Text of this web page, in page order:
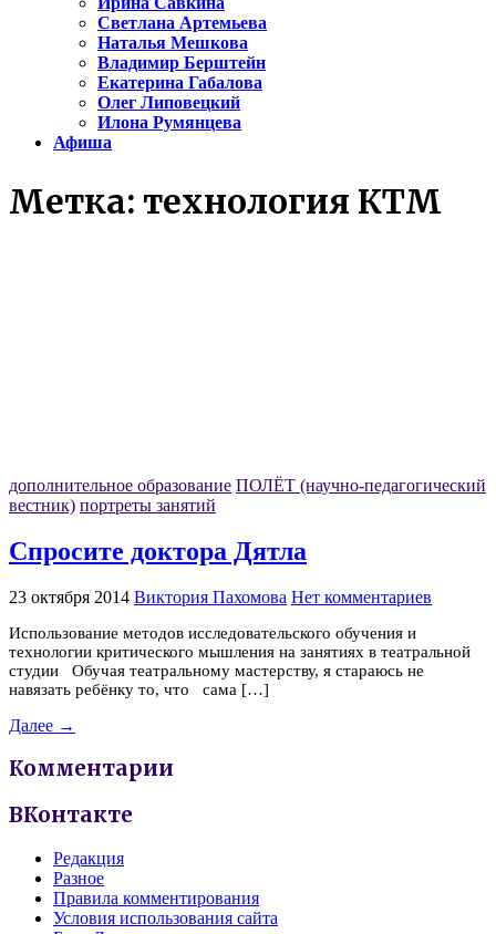
Светлана Артемьева
Наталья Мешкова
Владимир Берштейн
Екатерина Габалова
Олег Липовецкий
Илона Румянцева
Афиша
Метка: технология КТМ
дополнительное образование ПОЛЁТ (научно-педагогический
вестник) портреты занятий
Спросите доктора Дятла
23 октября 2014 Виктория Пахомова Нет комментариев
Использование методов исследовательского обучения и
технологии критического мышления на занятиях в театральной
студии Обучая театральному мастерству, я стараюсь не
навязать ребёнку то, что сама […]
Далее →
Комментарии
ВКонтакте
Редакция
Разное
Правила комментирования
Условия использования сайта